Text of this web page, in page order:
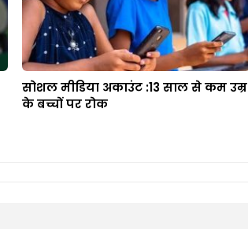
सोशल मीडिया अकाउंट :13 साल से कम उम्र
के बच्चों पर रोक